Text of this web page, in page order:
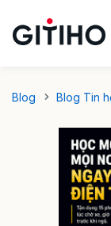
Blog Blog Tin